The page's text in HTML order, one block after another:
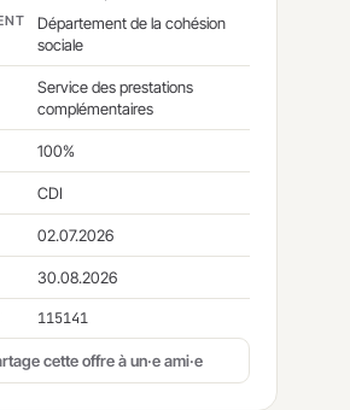
Département de la cohésion
sociale
Service des prestations
complémentaires
100%
CDI
02.07.2026
30.08.2026
115141
cette offre à un·e ami·e